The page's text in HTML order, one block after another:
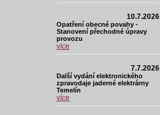
10.7.2026
Opatření obecné povahy -
Stanovení přechodné úpravy
provozu
více
7.7.2026
Další vydání elektronického
zpravodaje jaderné elektrárny
Temelín
více